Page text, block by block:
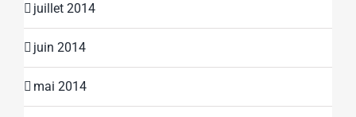
juillet 2014
juin 2014
mai 2014